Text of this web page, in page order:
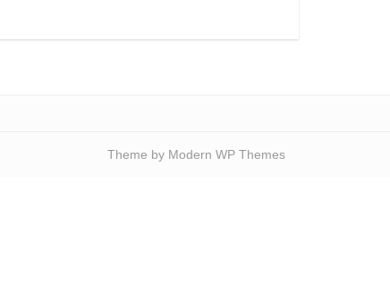
Theme by Modern WP Themes